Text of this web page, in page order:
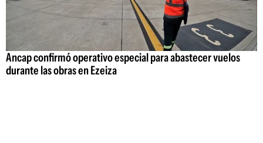
Ancap confirmó operativo especial para abastecer vuelos
durante las obras en Ezeiza